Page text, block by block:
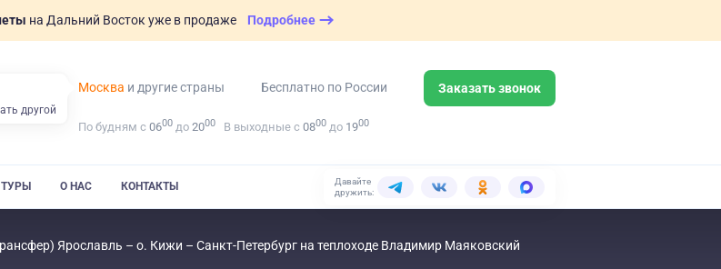
на Дальний Восток уже в продаже Подробнее
Москва и другие страны Бесплатно по России Заказать звонок
По будням с 0600 до 2000 В выходные с 0800 до 1900
О НАС КОНТАКТЫ
Давайте
дружить:
Ярославль – о. Кижи – Санкт-Петербург на теплоходе Владимир Маяковский
другой